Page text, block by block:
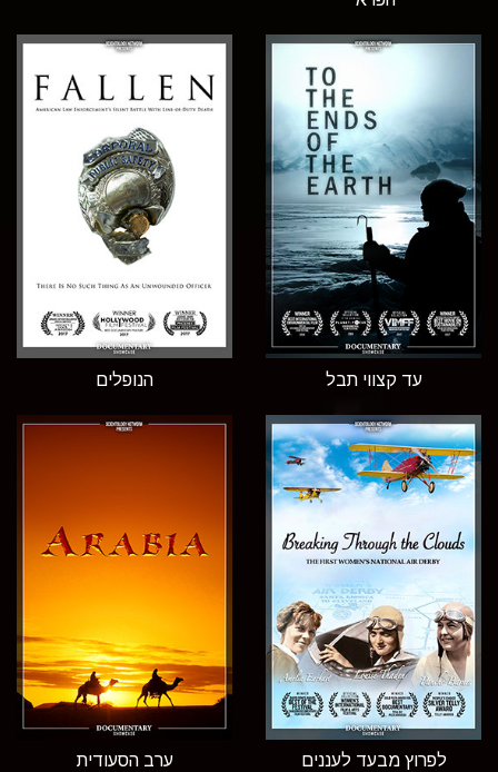
עד קצווי תבל הנופלים
לפרוץ מבעד לעננים ערב הסעודית